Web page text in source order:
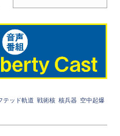
テッド軌道 戦術核 核兵器 空中起爆